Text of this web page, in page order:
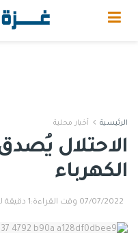
الرئيسية أخبار محلية
الاحتلال
الكهرباء
07/07/2022 وقت القراءة:1 دقيقة للقراءة